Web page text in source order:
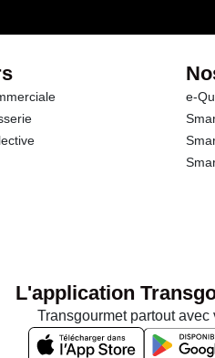
e-
L'application
Transgourmet partout avec